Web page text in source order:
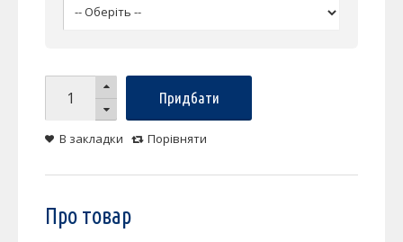
Придбати
В закладки Порівняти
Про товар